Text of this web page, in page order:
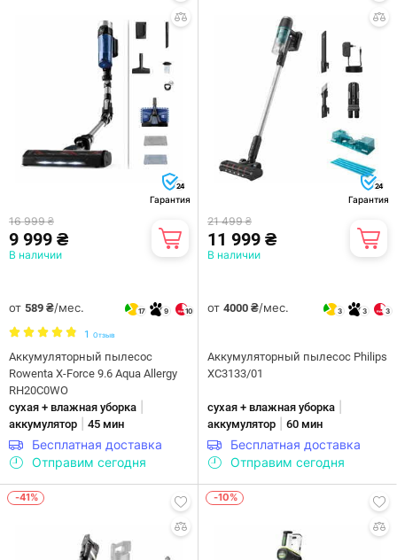
24
Гарантия
16 999 ₴
9 999 ₴
В наличии
от 589 ₴/мес. 17 9 10
1 Отзыв
Аккумуляторный пылесос
Rowenta X-Force 9.6 Aqua Allergy
RH20C0WO
сухая + влажная уборка
аккумулятор 45 мин
Бесплатная доставка
Отправим сегодня
24
Гарантия
21 499 ₴
11 999 ₴
В наличии
от 4000 ₴/мес. 3 3 3
Аккумуляторный пылесос Philips
XC3133/01
сухая + влажная уборка
аккумулятор 60 мин
Бесплатная доставка
Отправим сегодня
-41% -10%